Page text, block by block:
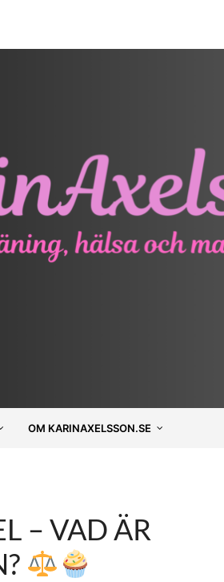
OM KARINAXELSSON.SE
– VAD ÄR